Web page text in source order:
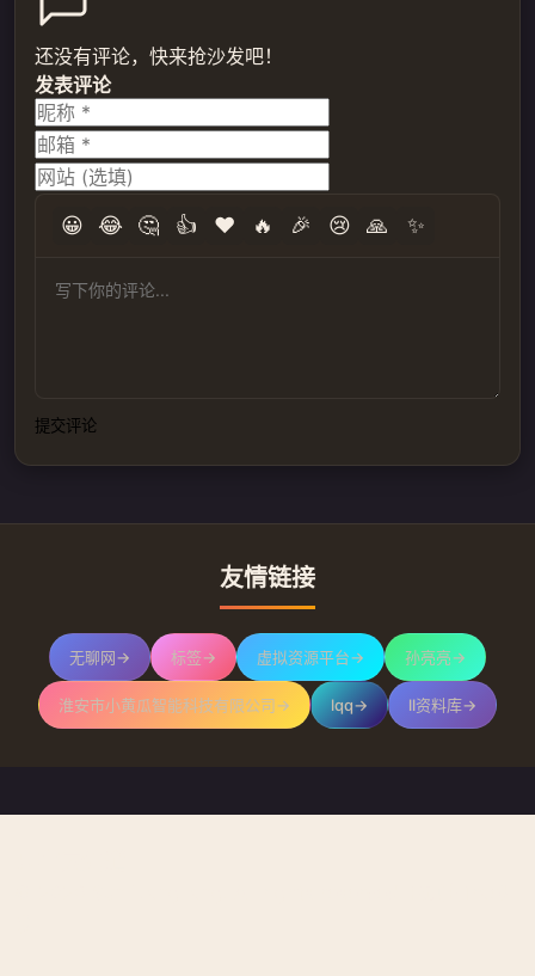
还没有评论，快来抢沙发吧！
发表评论
😀 😂 🤔 👍 ❤️ 🔥 🎉 😢 🙏 ✨
提交评论
友情链接
无聊网→ 标签→ 虚拟资源平台→ 孙亮亮→
淮安市小黄瓜智能科技有限公司→ lqq→ ll资料库→